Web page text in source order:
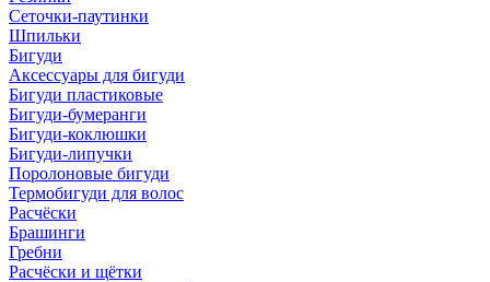
Сеточки-паутинки
Шпильки
Бигуди
Аксессуары для бигуди
Бигуди пластиковые
Бигуди-бумеранги
Бигуди-коклюшки
Бигуди-липучки
Поролоновые бигуди
Термобигуди для волос
Расчёски
Брашинги
Гребни
Расчёски и щётки